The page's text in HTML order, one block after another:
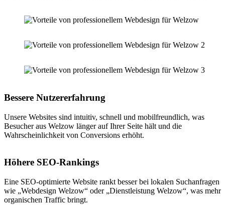
Bessere Nutzererfahrung
Unsere Websites sind intuitiv, schnell und mobilfreundlich, was
Besucher aus Welzow länger auf Ihrer Seite hält und die
Wahrscheinlichkeit von Conversions erhöht.
Höhere SEO-Rankings
Eine SEO-optimierte Website rankt besser bei lokalen Suchanfragen
wie „Webdesign Welzow“ oder „Dienstleistung Welzow“, was mehr
organischen Traffic bringt.